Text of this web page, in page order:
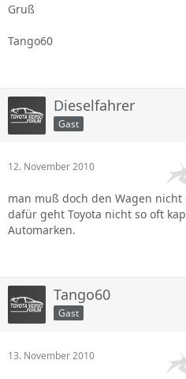
Gruß
Tango60
Dieselfahrer
Gast
12. November 2010
man muß doch den Wagen
dafür geht Toyota nicht so oft
Automarken.
Tango60
Gast
13. November 2010